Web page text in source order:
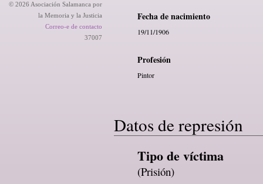
© 2026 Asociación Salamanca por
la Memoria y la Justicia
Correo-e de contacto
37007
Fecha de nacimiento
19/11/1906
Profesión
Pintor
Datos de represión
Tipo de víctima
(Prisión)